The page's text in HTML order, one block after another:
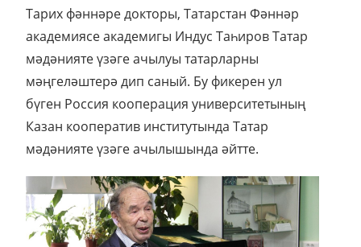
Тарих фәннәре докторы, Татарстан Фәннәр
академиясе академигы Индус Таһиров Татар
мәдәнияте үзәге ачылуы татарларны
мәңгеләштерә дип саный. Бу фикерен ул
бүген Россия кооперация университетының
Казан кооператив институтында Татар
мәдәнияте үзәге ачылышында әйтте.